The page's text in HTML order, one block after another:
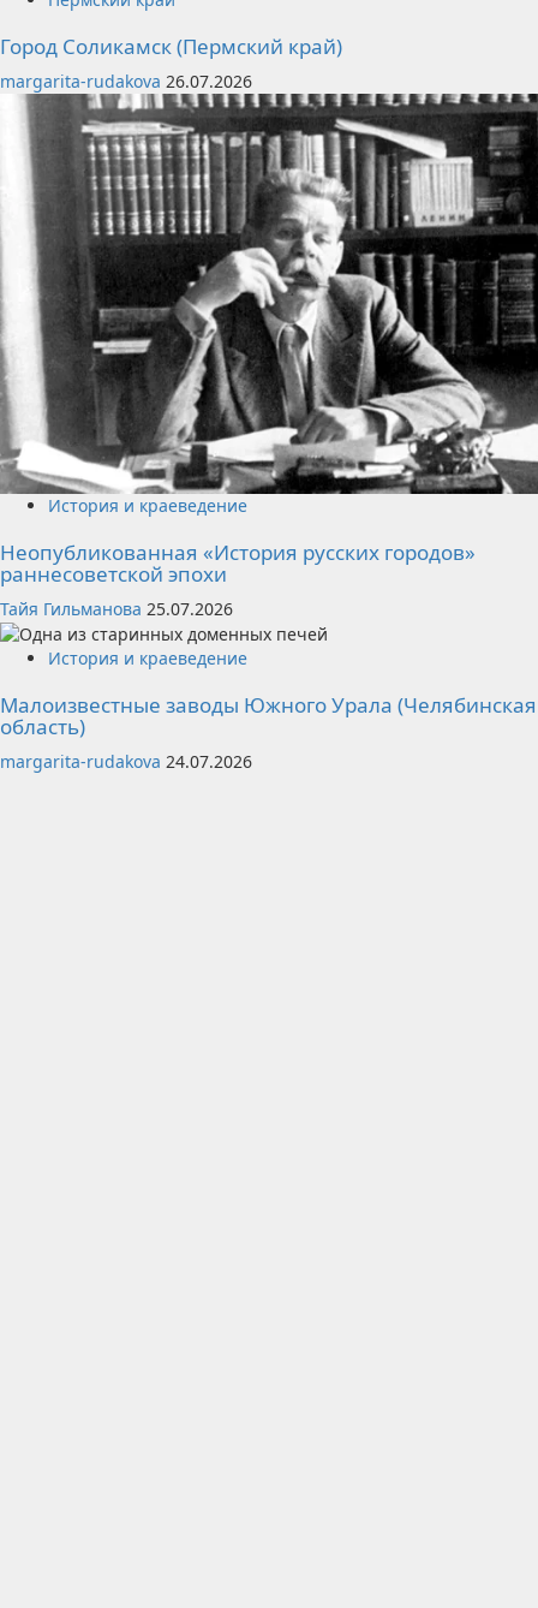
Город Соликамск (Пермский край)
margarita-rudakova 26.07.2026
История и краеведение
Неопубликованная «История русских городов»
раннесоветской эпохи
Тайя Гильманова 25.07.2026
История и краеведение
Малоизвестные заводы Южного Урала (Челябинская
область)
margarita-rudakova 24.07.2026